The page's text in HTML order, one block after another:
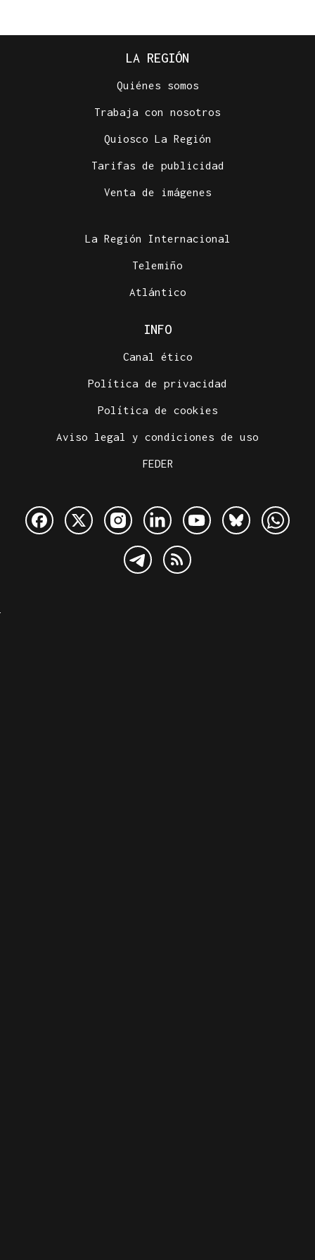
LA REGIÓN
Quiénes somos
Trabaja con nosotros
Quiosco La Región
Tarifas de publicidad
Venta de imágenes
La Región Internacional
Telemiño
Atlántico
INFO
Canal ético
Política de privacidad
Política de cookies
Aviso legal y condiciones de uso
FEDER